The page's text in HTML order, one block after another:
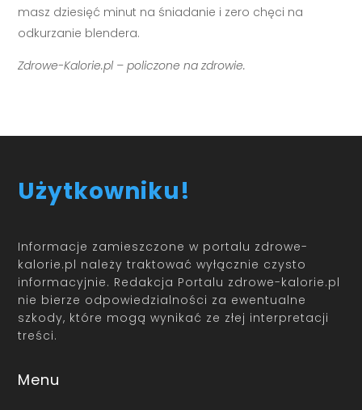
masz dziesięć minut na śniadanie i zero chęci na
odkurzanie blendera.
Zdrowe-Kalorie.pl – policzone na zdrowie.
Użytkowniku!
Informacje zamieszczone w portalu zdrowe-
kalorie.pl należy traktować wyłącznie czysto
informacyjnie. Redakcja Portalu zdrowe-kalorie.pl
nie bierze odpowiedzialności za ewentualne
szkody, które mogą wynikać ze złej interpretacji
treści.
Menu